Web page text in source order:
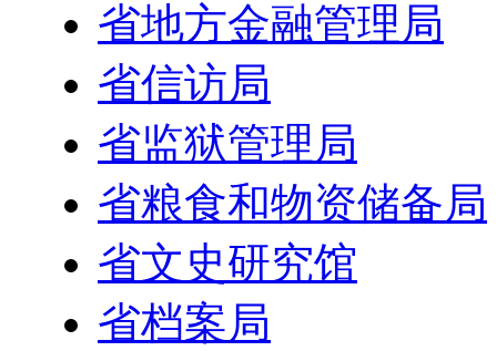
省地方金融管理局
省信访局
省监狱管理局
省粮食和物资储备局
省文史研究馆
省档案局